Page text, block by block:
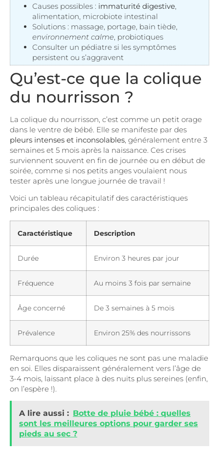
Causes possibles : immaturité digestive
alimentation, microbiote intestinal
Solutions : massage, portage, bain tiède,
environnement calme , probiotiques
Consulter un pédiatre si les symptômes
persistent ou s’aggravent
Qu’est-ce que la colique
du nourrisson ?
La colique du nourrisson, c’est comme un petit orage
dans le ventre de bébé. Elle se manifeste par des
pleurs intenses et inconsolables , généralement entre 3
semaines et 5 mois après la naissance. Ces crises
surviennent souvent en fin de journée ou en début de
soirée, comme si nos petits anges voulaient nous
tester après une longue journée de travail !
Voici un tableau récapitulatif des caractéristiques
principales des coliques :
Caractéristique Description
Durée Environ 3 heures par jour
Fréquence Au moins 3 fois par semaine
Âge concerné De 3 semaines à 5 mois
Prévalence Environ 25% des nourrissons
Remarquons que les coliques ne sont pas une maladie
en soi. Elles disparaissent généralement vers l’âge de
3-4 mois, laissant place à des nuits plus sereines (enfin,
on l’espère !).
A lire aussi : Botte de pluie bébé : quelles
sont les meilleures options pour garder ses
pieds au sec ?